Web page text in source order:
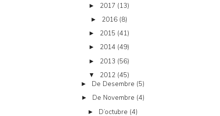
► 2017 (13)
► 2016 (8)
► 2015 (41)
► 2014 (49)
► 2013 (56)
▼ 2012 (45)
► De Desembre (5)
► De Novembre (4)
► D’octubre (4)